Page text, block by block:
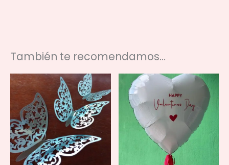
También te recomendamos…